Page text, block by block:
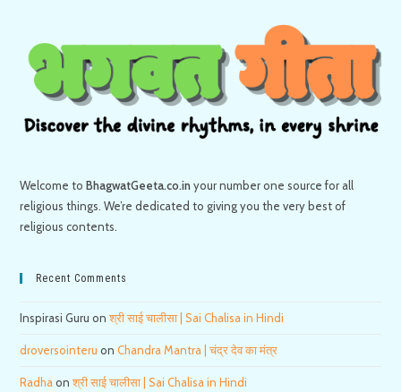
Welcome toBhagwatGeeta.co.inyour number one source for all
religious things. We’re dedicated to giving you the very best of
religious contents.
Recent Comments
Inspirasi Guru onश्री साई चालीसा | Sai Chalisa in Hindi
droversointeru onChandra Mantra | चंद्र देव का मंत्र
Radha onश्री साई चालीसा | Sai Chalisa in Hindi